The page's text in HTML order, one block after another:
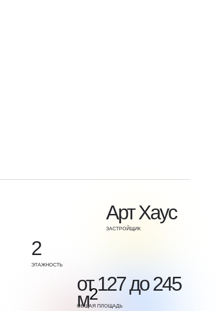
Арт Хаус
ЗАСТРОЙЩИК
2
ЭТАЖНОСТЬ
от 127 до 245
м2
ОБЩАЯ ПЛОЩАДЬ